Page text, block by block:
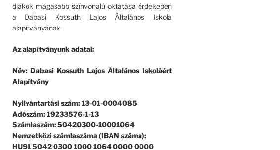
diákok magasabb színvonalú oktatása érdekében
a Dabasi Kossuth Lajos Általános Iskola
alapítványának.
Az alapítványunk adatai:
Név: Dabasi Kossuth Lajos Általános Iskoláért
Alapítvány
Nyilvántartási szám: 13-01-0004085
Adószám: 19233576-1-13
Számlaszám: 50420300-10001064
Nemzetközi számlaszáma (IBAN száma):
HU91 5042 0300 1000 1064 0000 0000